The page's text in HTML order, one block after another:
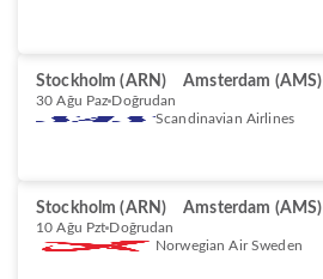
Stockholm (ARN) Amsterdam (AMS)
30 Ağu Paz Doğrudan
Scandinavian Airlines
Stockholm (ARN) Amsterdam (AMS)
10 Ağu Pzt Doğrudan
Norwegian Air Sweden